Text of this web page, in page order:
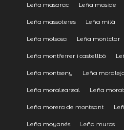
Leña masarac Leña maside
Leña massoteres Leña milà
Leña molsosa Leña montclar
Leña montferrer i castellbò
Leña montseny Leña
Leña moralzarzal Leña
Leña morera de montsant
Leña moyanés Leña muros